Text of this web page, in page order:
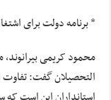
* برنامه دولت برای
محمود کریمی بیرانوند,